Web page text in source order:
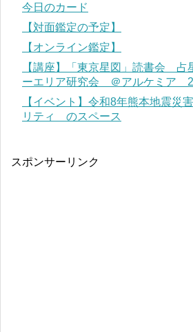
今日のカード
【対面鑑定の予定】
【オンライン鑑定】
【講座】「東京星図」読書会 占
ーエリア研究会 ＠アルケミア
【イベント】令和8年熊本地震
リティ のスペース
スポンサーリンク